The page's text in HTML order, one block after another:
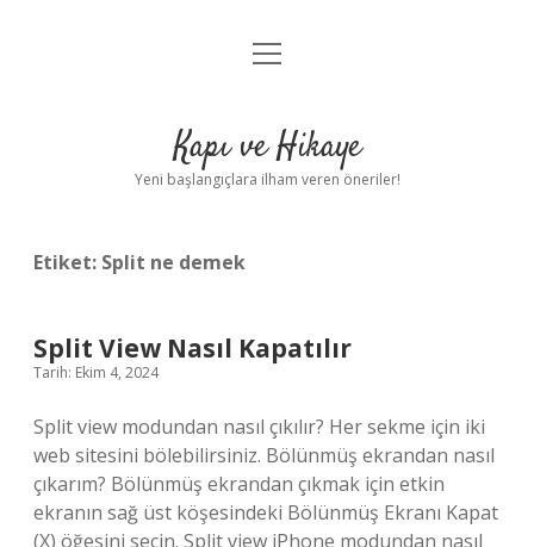
Anasayfa
Yasal Uyarı
menüyü
Kapı ve Hikaye
Yeni başlangıçlara ilham veren öneriler!
Etiket: Split ne demek
Split View Nasıl Kapatılır
Tarih: Ekim 4, 2024
Split view modundan nasıl çıkılır? Her sekme için iki
web sitesini bölebilirsiniz. Bölünmüş ekrandan nasıl
çıkarım? Bölünmüş ekrandan çıkmak için etkin
ekranın sağ üst köşesindeki Bölünmüş Ekranı Kapat
(X) öğesini seçin. Split view iPhone modundan nasıl